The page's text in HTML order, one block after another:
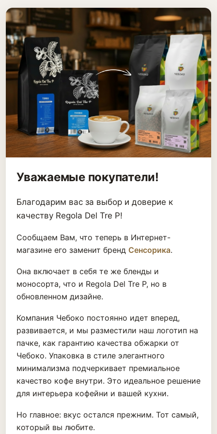
Уважаемые покупатели!
Благодарим вас за выбор и доверие к
качеству Regola Del Tre P!
Сообщаем Вам, что теперь в Интернет-
магазине его заменит бренд Сенсорика.
Она включает в себя те же бленды и
моносорта, что и Regola Del Tre P, но в
обновленном дизайне.
Компания Чебоко постоянно идет вперед,
развивается, и мы разместили наш логотип на
пачке, как гарантию качества обжарки от
Чебоко. Упаковка в стиле элегантного
минимализма подчеркивает премиальное
качество кофе внутри. Это идеальное решение
для интерьера кофейни и вашей кухни.
Но главное: вкус остался прежним. Тот самый,
который вы любите.